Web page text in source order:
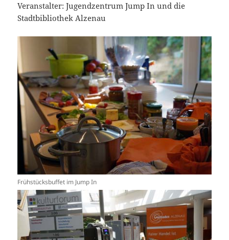
Veranstalter: Jugendzentrum Jump In und die
Stadtbibliothek Alzenau
Frühstücksbuffet im Jump In